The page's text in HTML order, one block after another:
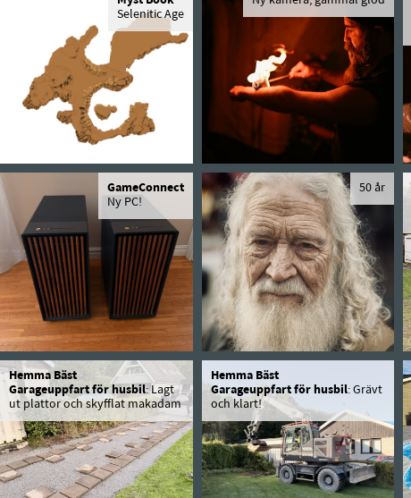
Selenitic Age
GameConnect
Ny PC!
50 år
Hemma Bäst
Garageuppfart för husbil: Lagt
ut plattor och skyfflat makadam
Hemma Bäst
Garageuppfart för husbil: Grävt
och klart!